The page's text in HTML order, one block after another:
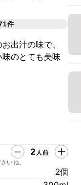
件
出汁の味で、
のとても美味
2 人前
いね。
2個